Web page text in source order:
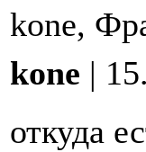
kone,
kone |
откуда